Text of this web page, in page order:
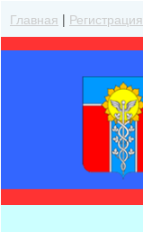
Главная | Регистрация